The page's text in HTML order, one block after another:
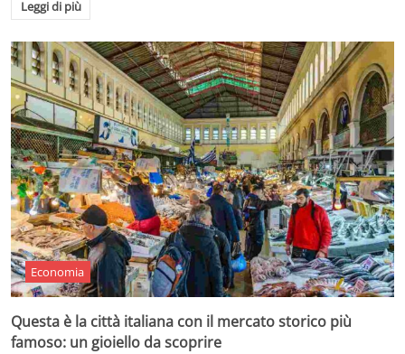
Leggi di più
Economia
Questa è la città italiana con il mercato storico più
famoso: un gioiello da scoprire